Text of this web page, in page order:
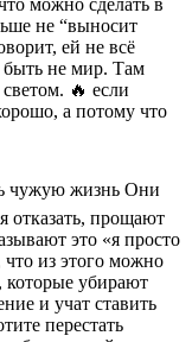
не “выносит
ей не всё
быть не мир. Там
🔥 если
а потому что
чужую жизнь Они
отказать, прощают
это «я просто
из этого можно
которые убирают
и учат ставить
перестать